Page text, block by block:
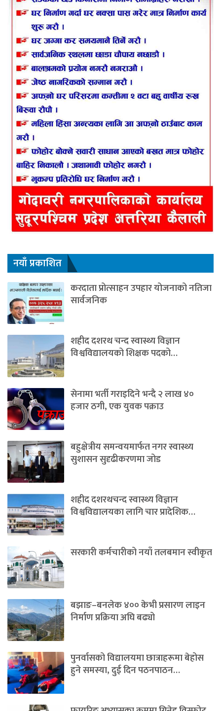
नयाँ प्रकाशित
करदाता प्रोत्साहन उपहार योजनाको नतिजा
सार्वजनिक
शहीद दशरथ चन्द स्वास्थ्य विज्ञान
विश्वविद्यालयको शिक्षक पदको…
सेनामा भर्ती गराइदिने भन्दै २ लाख ४०
हजार ठगी, एक युवक पक्राउ
बहुक्षेत्रीय समन्वयमार्फत नगर स्वास्थ्य
सुशासन सुदृढीकरणमा जोड
शहीद दशरथचन्द स्वास्थ्य विज्ञान
विश्वविद्यालयका लागि चार प्रादेशिक…
सरकारी कर्मचारीको नयाँ तलबमान स्वीकृत
बझाङ–बनलेक ४०० केभी प्रसारण लाइन
निर्माण प्रक्रिया अघि बढ्यो
पुनर्वासको विद्यालयमा छात्राहरूमा बेहोस
हुने समस्या, दुई दिन पठनपाठन…